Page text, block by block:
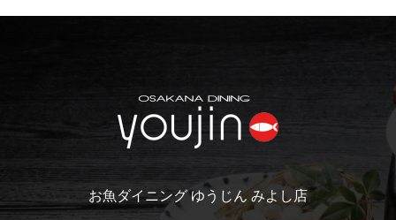
お魚ダイニング ゆうじん みよし店